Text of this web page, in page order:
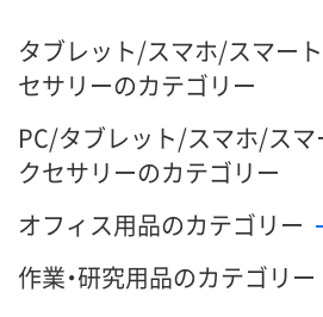
タブレット/スマホ/スマー
セサリーのカテゴリー
PC/タブレット/スマホ/ス
クセサリーのカテゴリー
オフィス用品のカテゴリー
作業・研究用品のカテゴリー